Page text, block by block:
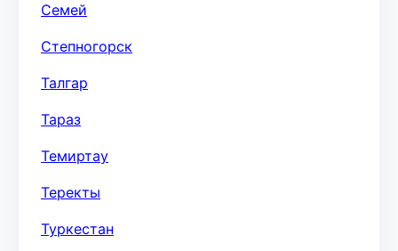
Семей
Степногорск
Талгар
Тараз
Темиртау
Теректы
Туркестан